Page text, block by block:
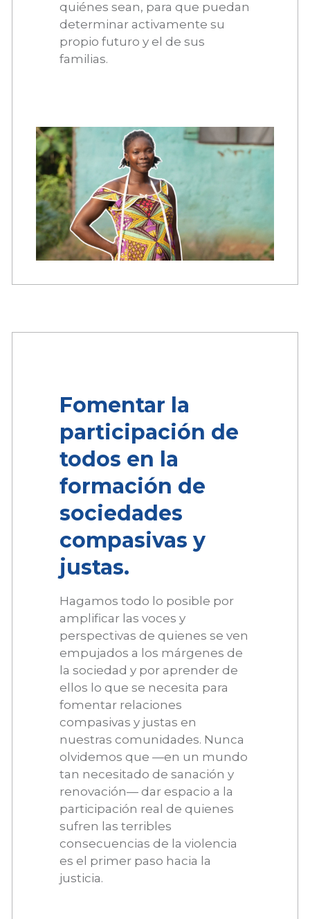
quiénes sean, para que puedan
determinar activamente su
propio futuro y el de sus
familias.
Fomentar la
participación de
todos en la
formación de
sociedades
compasivas y
justas.
Hagamos todo lo posible por
amplificar las voces y
perspectivas de quienes se ven
empujados a los márgenes de
la sociedad y por aprender de
ellos lo que se necesita para
fomentar relaciones
compasivas y justas en
nuestras comunidades. Nunca
olvidemos que —en un mundo
tan necesitado de sanación y
renovación— dar espacio a la
participación real de quienes
sufren las terribles
consecuencias de la violencia
es el primer paso hacia la
justicia.